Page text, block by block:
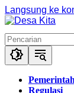
Langsung ke
Regulasi